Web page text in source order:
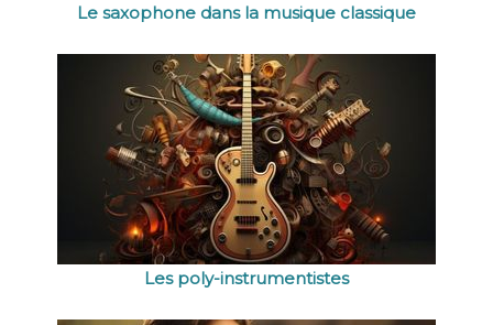
Le saxophone dans la musique classique
Les poly-instrumentistes